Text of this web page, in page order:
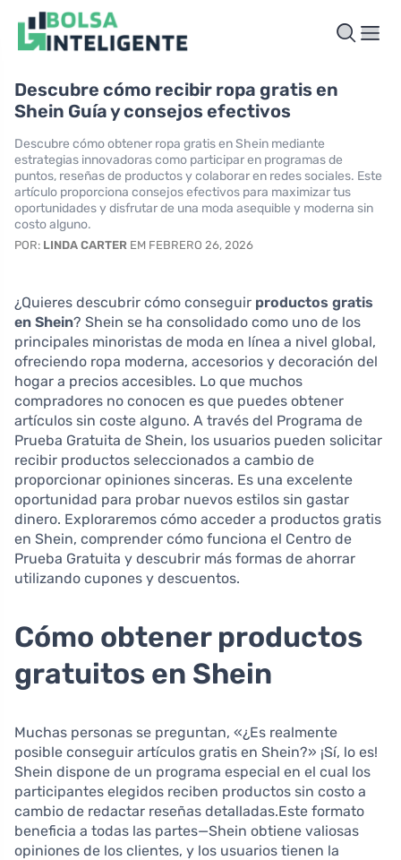
Descubre cómo recibir ropa gratis en
Shein Guía y consejos efectivos
Descubre cómo obtener ropa gratis en Shein mediante
estrategias innovadoras como participar en programas de
puntos, reseñas de productos y colaborar en redes sociales. Este
artículo proporciona consejos efectivos para maximizar tus
oportunidades y disfrutar de una moda asequible y moderna sin
costo alguno.
POR: LINDA CARTER EM FEBRERO 26, 2026
¿Quieres descubrir cómo conseguir productos gratis
en Shein? Shein se ha consolidado como uno de los
principales minoristas de moda en línea a nivel global,
ofreciendo ropa moderna, accesorios y decoración del
hogar a precios accesibles. Lo que muchos
compradores no conocen es que puedes obtener
artículos sin coste alguno. A través del Programa de
Prueba Gratuita de Shein, los usuarios pueden solicitar
recibir productos seleccionados a cambio de
proporcionar opiniones sinceras. Es una excelente
oportunidad para probar nuevos estilos sin gastar
dinero. Exploraremos cómo acceder a productos gratis
en Shein, comprender cómo funciona el Centro de
Prueba Gratuita y descubrir más formas de ahorrar
utilizando cupones y descuentos.
Cómo obtener productos
gratuitos en Shein
Muchas personas se preguntan, «¿Es realmente
posible conseguir artículos gratis en Shein?» ¡Sí, lo es!
Shein dispone de un programa especial en el cual los
participantes elegidos reciben productos sin costo a
cambio de redactar reseñas detalladas.Este formato
beneficia a todas las partes—Shein obtiene valiosas
opiniones de los clientes, y los usuarios tienen la